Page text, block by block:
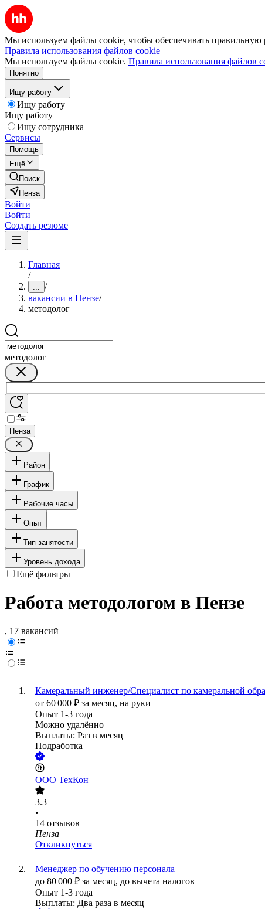
Мы используем файлы cookie, чтобы обеспечивать правильную
Правила использования файлов cookie
Мы используем файлы cookie. Правила использования файлов
Понятно
Ищу работу
Ищу работу
Ищу работу
Ищу сотрудника
Сервисы
Помощь
Ещё
Поиск
Пенза
Войти
Войти
Создать резюме
Главная
/
... /
вакансии в Пензе/
методолог
методолог
Пенза
Район
График
Рабочие часы
Опыт
Тип занятости
Уровень дохода
Ещё фильтры
Работа методологом в Пензе
, 17 вакансий
Камеральный инженер/Специалист по камеральной
от 60 000 ₽ за месяц, на руки
Опыт 1-3 года
Можно удалённо
Выплаты: Раз в месяц
Подработка
ООО ТехКон
3.3
•
14 отзывов
Пенза
Откликнуться
Менеджер по обучению персонала
до 80 000 ₽ за месяц, до вычета налогов
Опыт 1-3 года
Выплаты: Два раза в месяц